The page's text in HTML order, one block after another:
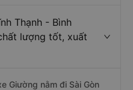
Thạnh - Bình
lượng tốt, xuất
Giường nằm đi Sài Gòn